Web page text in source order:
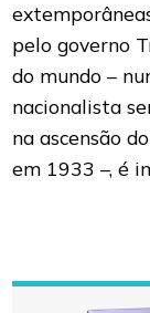
pelo governo
do mundo –
nacionalista
na ascensão
em 1933 –, é